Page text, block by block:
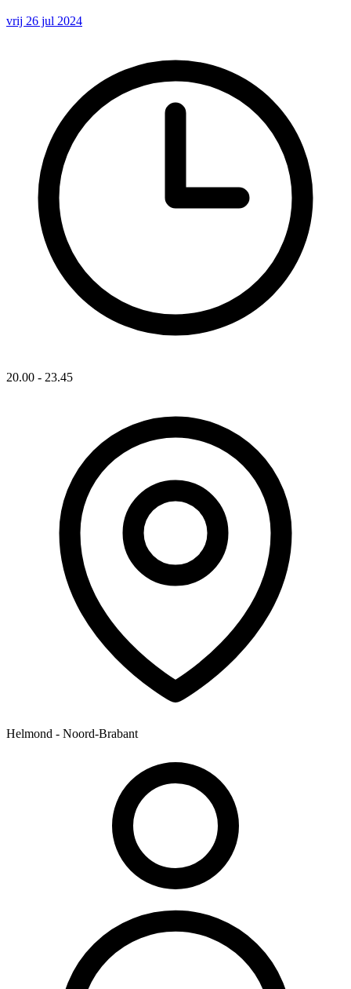
vrij 26 jul 2024
20.00 - 23.45
Helmond - Noord-Brabant